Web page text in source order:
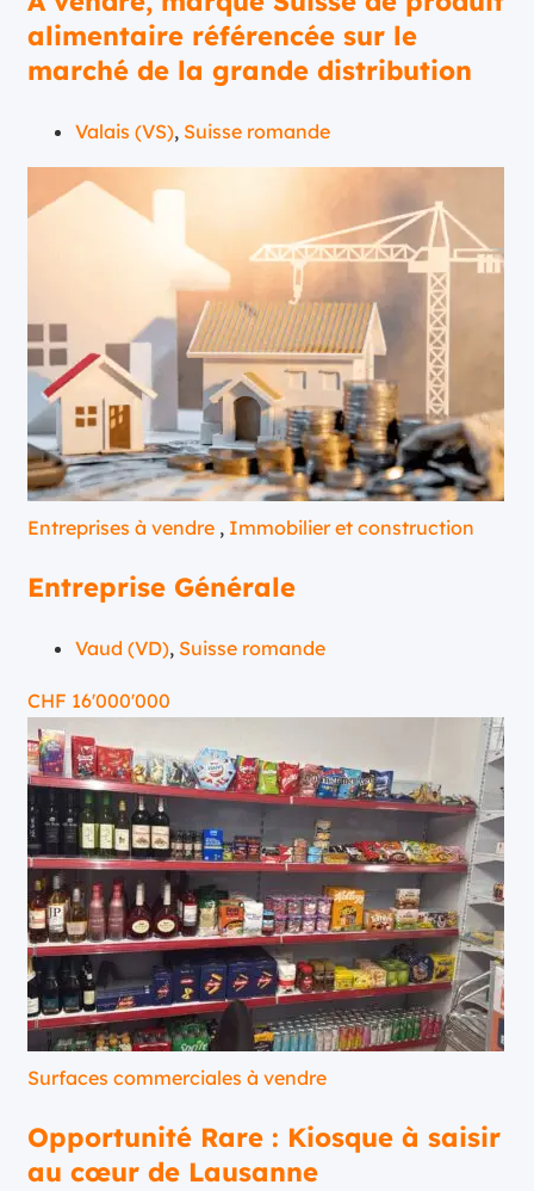
alimentaire référencée sur le
marché de la grande distribution
Valais (VS), Suisse romande
Entreprises à vendre , Immobilier et construction
Entreprise Générale
Vaud (VD), Suisse romande
CHF 16'000'000
Surfaces commerciales à vendre
Opportunité Rare : Kiosque à saisir
au cœur de Lausanne